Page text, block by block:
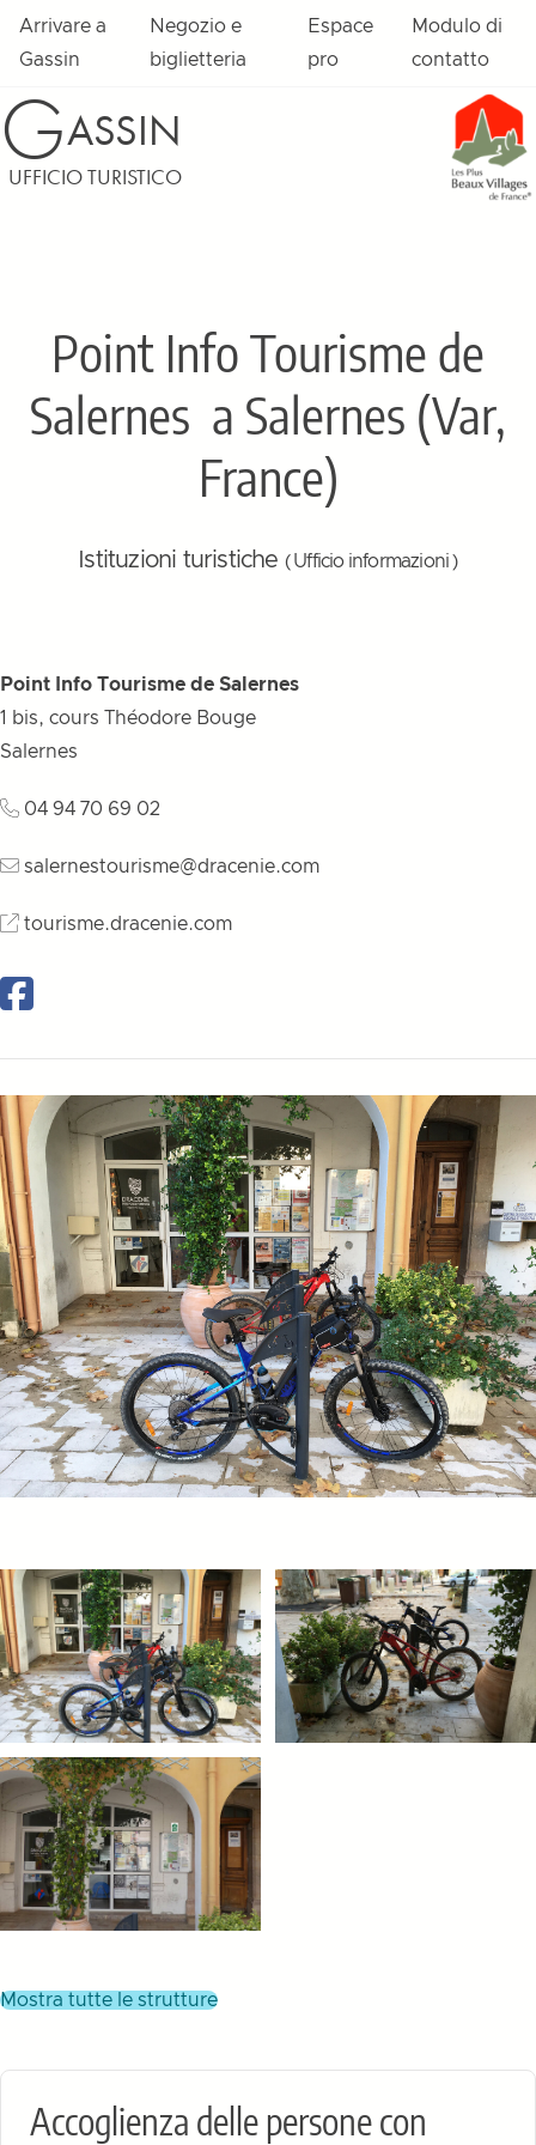
Arrivare a
Gassin
Negozio e
biglietteria
Espace
pro
Modulo di
contatto
GASSIN
UFFICIO TURISTICO
Point Info Tourisme de
Salernes a Salernes (Var,
France)
Istituzioni turistiche ( Ufficio informazioni )
mostra tutte le strutture
Accoglienza delle persone con
Point Info Tourisme de Salernes
1 bis, cours Théodore Bouge
Salernes
04 94 70 69 02
salernestourisme@dracenie.com
tourisme.dracenie.com
Facebook